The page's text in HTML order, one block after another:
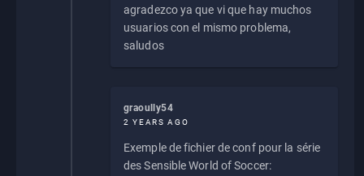
agradezco ya que vi que hay muchos
usuarios con el mismo problema,
saludos
graoully54
2 YEARS AGO
Exemple de fichier de conf pour la série
des Sensible World of Soccer: